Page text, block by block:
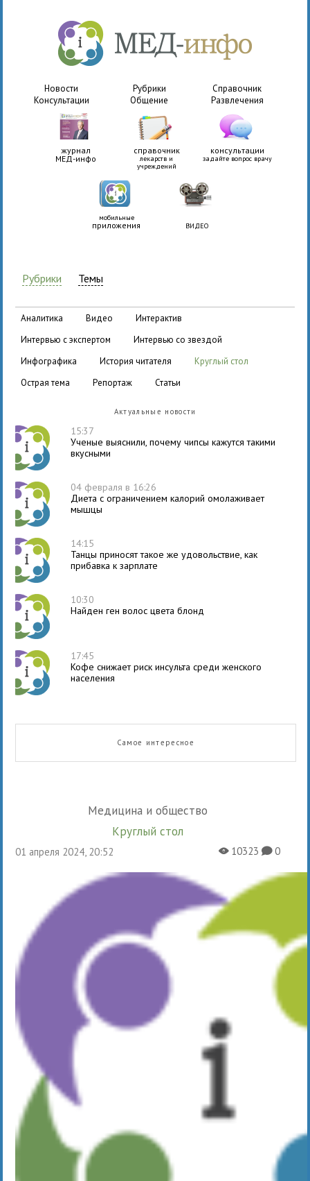
Новости Рубрики
Справочник
Консультации
Общение Развлечения
журнал
МЕД-инфо
справочник
лекарств и
учреждений
консультации
задайте вопрос врачу
мобильные
приложения ВИДЕО
Рубрики Темы
аналитика видео
интерактив
интервью с экспертом
интервью со звездой
инфографика
история читателя
круглый стол
острая тема
репортаж статьи
Актуальные новости
15:37
Ученые выяснили, почему чипсы кажутся такими
вкусными
04 февраля в 16:26
Диета с ограничением калорий омолаживает
мышцы
14:15
Танцы приносят такое же удовольствие, как
прибавка к зарплате
10:30
Найден ген волос цвета блонд
17:45
Кофе снижает риск инсульта среди женского
населения
Самое интересное
Медицина и общество
Круглый стол
01 апреля 2024, 20:52 X10323K0